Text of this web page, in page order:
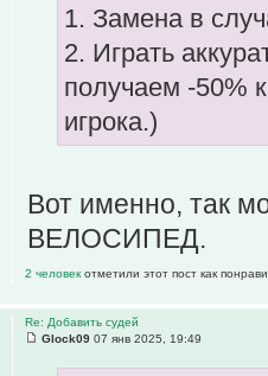
1. Замена в
2. Играть
получаем -50%
игрока.)
Вот именно, так
ВЕЛОСИПЕД.
2 человекотметили этот пост как
Re: Добавить судей
Glock09 07 янв 2025, 19:49